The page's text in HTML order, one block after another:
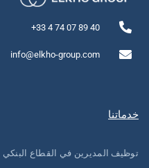
40 89 07 74 4 33+
info@elkho-group.com
خدماتنا
توظيف المديرين في القطاع البنكي